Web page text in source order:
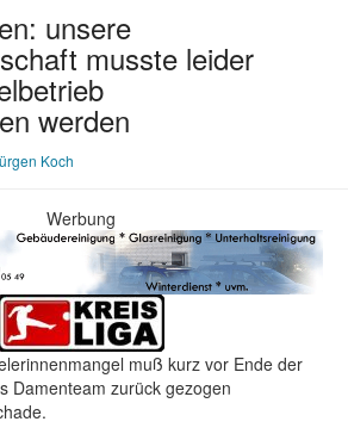
unsere
musste leider
werden
Koch
Werbung
muß kurz vor Ende der
Damenteam zurück gezogen